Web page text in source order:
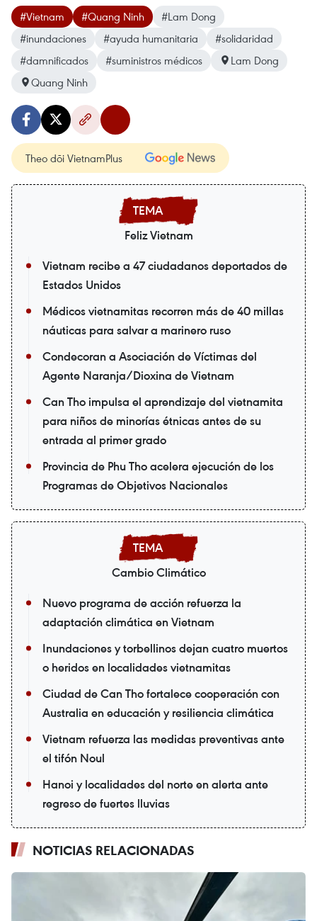
#Vietnam #Quang Ninh
#Lam Dong
#inundaciones
#ayuda humanitaria
#solidaridad
#damnificados
#suministros médicos
Lam Dong
Quang Ninh
Theo dõi VietnamPlus
Feliz Vietnam
Vietnam recibe a 47 ciudadanos deportados de
Estados Unidos
Médicos vietnamitas recorren más de 40 millas
náuticas para salvar a marinero ruso
Condecoran a Asociación de Víctimas del
Agente Naranja/Dioxina de Vietnam
Can Tho impulsa el aprendizaje del vietnamita
para niños de minorías étnicas antes de su
entrada al primer grado
Provincia de Phu Tho acelera ejecución de los
Programas de Objetivos Nacionales
Cambio Climático
Nuevo programa de acción refuerza la
adaptación climática en Vietnam
Inundaciones y torbellinos dejan cuatro muertos
o heridos en localidades vietnamitas
Ciudad de Can Tho fortalece cooperación con
Australia en educación y resiliencia climática
Vietnam refuerza las medidas preventivas ante
el tifón Noul
Hanoi y localidades del norte en alerta ante
regreso de fuertes lluvias
NOTICIAS RELACIONADAS